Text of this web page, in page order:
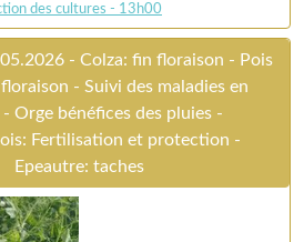
des cultures - 13h00
- Colza: fin floraison - Pois
- Suivi des maladies en
Orge bénéfices des pluies -
Fertilisation et protection -
Epeautre: taches